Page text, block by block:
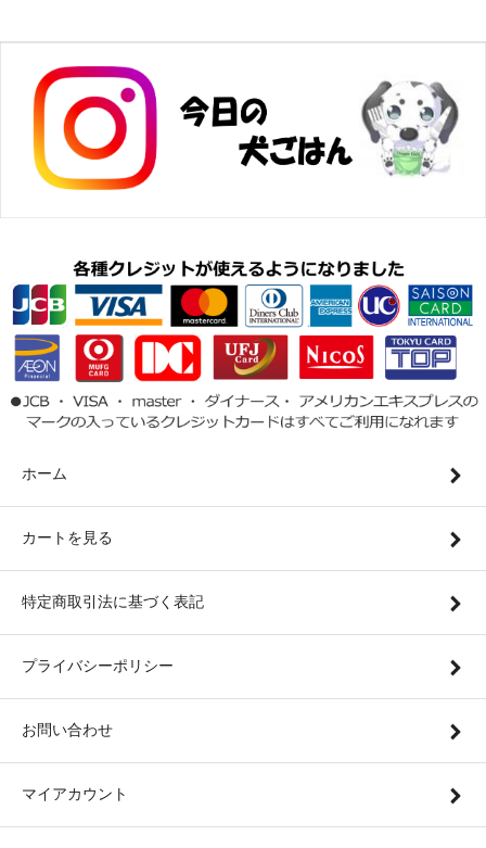
ホーム
カートを見る
特定商取引法に基づく表記
プライバシーポリシー
お問い合わせ
マイアカウント